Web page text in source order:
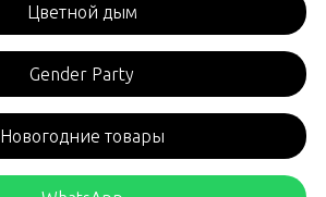
Цветной дым
Gender Party
Новогодние товары